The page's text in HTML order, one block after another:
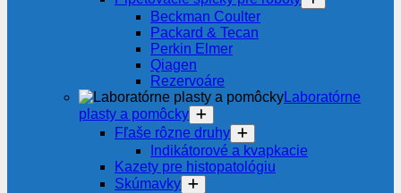
Beckman Coulter
Packard & Tecan
Perkin Elmer
Qiagen
Rezervoáre
Laboratórne
plasty a pomôcky
Fľaše rôzne druhy
Indikátorové a kvapkacie
Kazety pre histopatológiu
Skúmavky